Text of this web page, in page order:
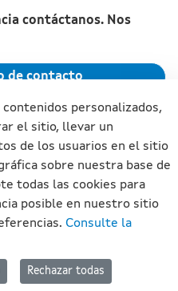
contáctanos. Nos
de contacto
y publicada en
personalizados,
el sitio, llevar un
de los usuarios en el sitio
sobre nuestra base de
todas las cookies para
posible en nuestro sitio
Consulte la
Rechazar todas